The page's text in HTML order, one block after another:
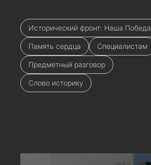
Исторический фронт: Наша Победа
Память сердца Специалистам
Предметный разговор
Слово историку